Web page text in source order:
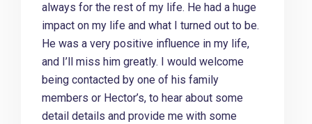
always for the rest of my life. He had a huge
impact on my life and what I turned out to be.
He was a very positive influence in my life,
and I’ll miss him greatly. I would welcome
being contacted by one of his family
members or Hector’s, to hear about some
detail details and provide me with some